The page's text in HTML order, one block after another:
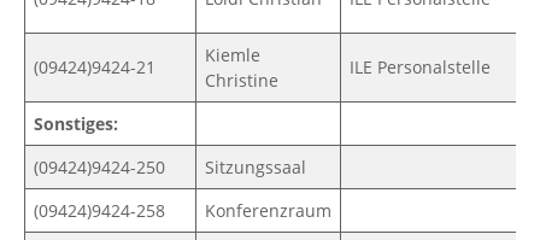
(09424)9424-21
Kiemle
Christine
ILE Personalstelle
Sonstiges:
(09424)9424-250
Sitzungssaal
(09424)9424-258
Konferenzraum